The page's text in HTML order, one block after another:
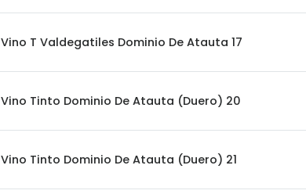
Vino T Valdegatiles Dominio De Atauta 17
Vino Tinto Dominio De Atauta (Duero) 20
Vino Tinto Dominio De Atauta (Duero) 21